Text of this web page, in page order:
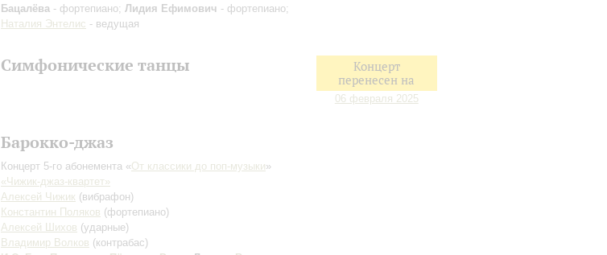
Бацалёва - фортепиано; Лидия Ефимович - фортепиано;
Наталия Энтелис - ведущая
Симфонические танцы
Концерт
перенесен на
06 февраля 2025
Барокко-джаз
Концерт 5-го абонемента «От классики до поп-музыки»
«Чижик-джаз-квартет»
Алексей Чижик (вибрафон)
Константин Поляков (фортепиано)
Алексей Шихов (ударные)
Владимир Волков (контрабас)